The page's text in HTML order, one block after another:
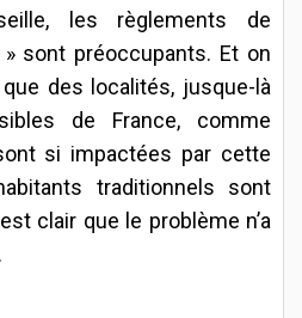
les règlements de
sont préoccupants. Et on
des localités, jusque-là
de France, comme
si impactées par cette
traditionnels sont
clair que le problème n’a